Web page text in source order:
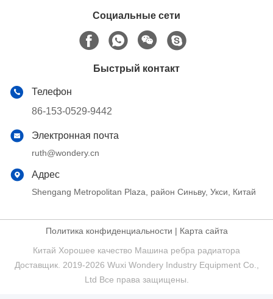
Социальные сети
Быстрый контакт
Телефон
86-153-0529-9442
Электронная почта
ruth@wondery.cn
Адрес
Shengang Metropolitan Plaza, район Синьву, Укси, Китай
Политика конфиденциальности | Карта сайта
Китай Хорошее качество Машина ребра радиатора
Доставщик. 2019-2026 Wuxi Wondery Industry Equipment Co.,
Ltd Все права защищены.